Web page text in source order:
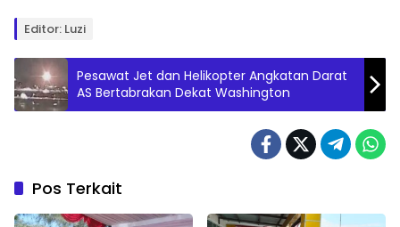
Editor: Luzi
Pesawat Jet dan Helikopter Angkatan Darat
AS Bertabrakan Dekat Washington
Pos Terkait